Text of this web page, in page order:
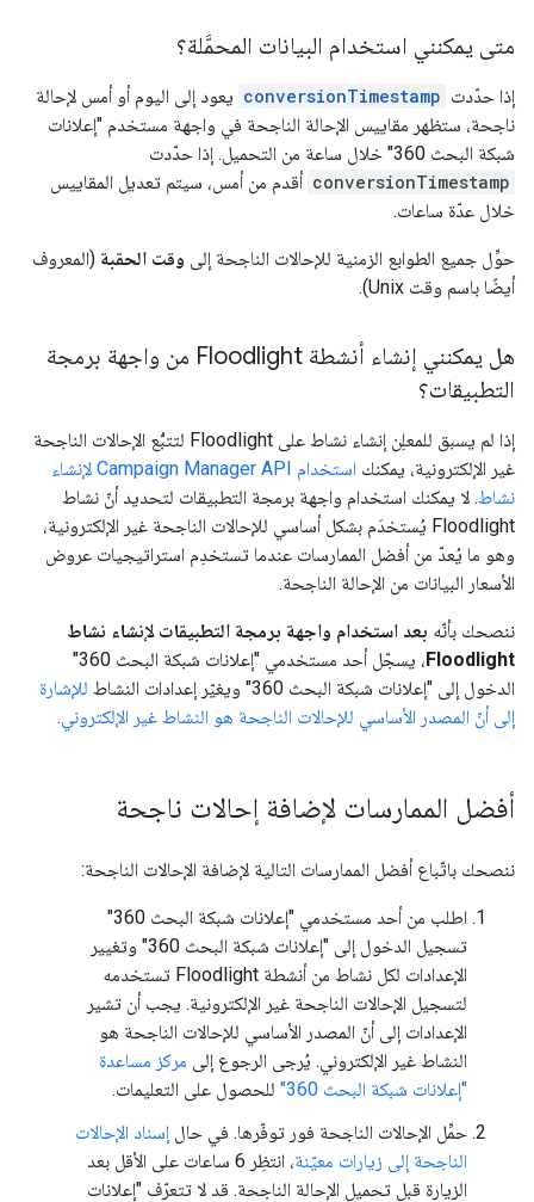
متى يمكنني استخدام البيانات المحمَّلة؟
إذا حدّدت conversionTimestamp يعود إلى اليوم أو أمس لإحالة
ناجحة، ستظهر مقاييس الإحالة الناجحة في واجهة مستخدم "إعلانات
شبكة البحث 360" خلال ساعة من التحميل. إذا حدّدت
conversionTimestamp أقدم من أمس، سيتم تعديل المقاييس
خلال عدّة ساعات.
حوِّل جميع الطوابع الزمنية للإحالات الناجحة إلى وقت الحقبة (المعروف
أيضًا باسم وقت Unix).
هل يمكنني إنشاء أنشطة Floodlight من واجهة برمجة
التطبيقات؟
إذا لم يسبق للمعلِن إنشاء نشاط على Floodlight لتتبُّع الإحالات الناجحة
غير الإلكترونية، يمكنك
استخدام Campaign Manager API لإنشاء
نشاط. لا يمكنك استخدام واجهة برمجة التطبيقات لتحديد أنّ نشاط
Floodlight يُستخدَم بشكل أساسي للإحالات الناجحة غير الإلكترونية،
وهو ما يُعدّ من أفضل الممارسات عندما تستخدِم استراتيجيات عروض
الأسعار البيانات من الإحالة الناجحة.
ننصحك بأنّه بعد استخدام واجهة برمجة التطبيقات لإنشاء نشاط
Floodlight
، يسجّل أحد مستخدمي "إعلانات شبكة البحث 360"
الدخول إلى "إعلانات شبكة البحث 360" ويغيّر إعدادات النشاط
للإشارة
إلى أنّ المصدر الأساسي للإحالات الناجحة هو النشاط غير الإلكتروني.
أفضل الممارسات لإضافة إحالات ناجحة
ننصحك باتّباع أفضل الممارسات التالية لإضافة الإحالات الناجحة:
اطلب من أحد مستخدمي "إعلانات شبكة البحث 360"
تسجيل الدخول إلى "إعلانات شبكة البحث 360" وتغيير
الإعدادات لكل نشاط من أنشطة Floodlight تستخدمه
لتسجيل الإحالات الناجحة غير الإلكترونية. يجب أن تشير
الإعدادات إلى أنّ المصدر الأساسي للإحالات الناجحة هو
النشاط غير الإلكتروني. يُرجى الرجوع إلى مركز مساعدة
"إعلانات شبكة البحث 360"
للحصول على التعليمات.
حمِّل الإحالات الناجحة فور توفّرها. في حال إسناد الإحالات
الناجحة إلى زيارات معيّنة
، انتظِر 6 ساعات على الأقل بعد
الزيارة قبل تحميل الإحالة الناجحة. قد لا تتعرّف "إعلانات